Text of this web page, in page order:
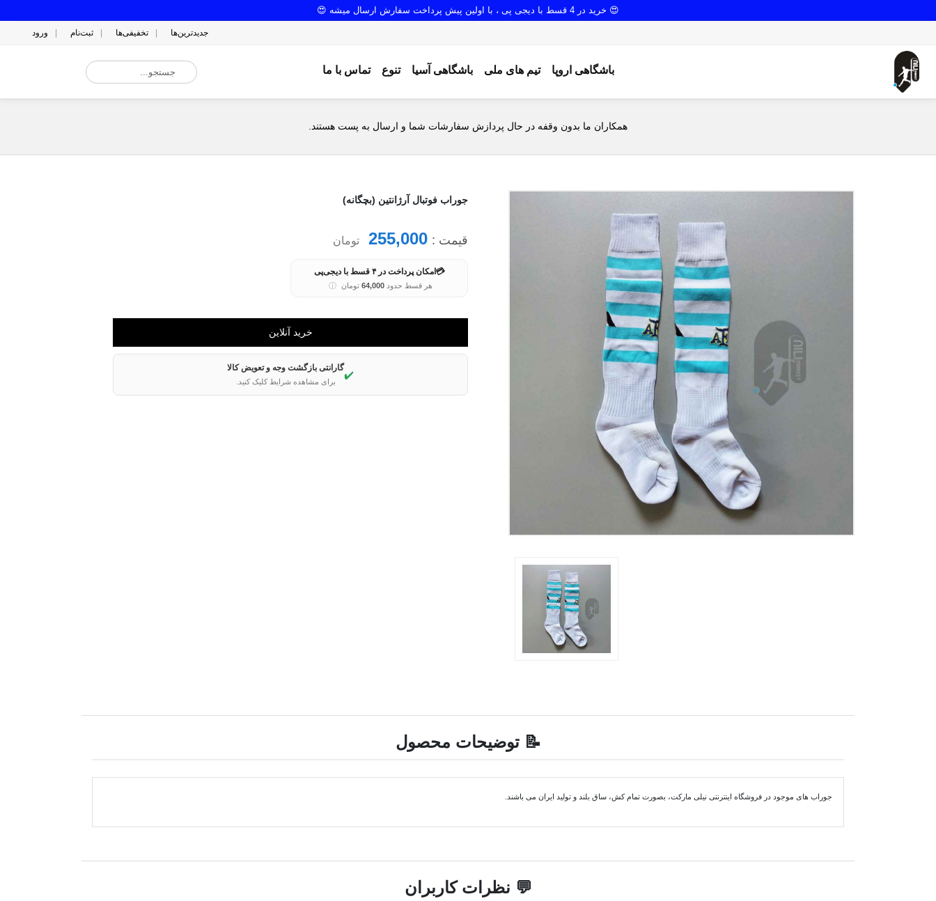
😍 خرید در 4 قسط با دیجی پی ، با اولین پیش پرداخت سفارش ارسال میشه 😍
جدیدترین‌ها تخفیفی‌ها ثبت‌نام ورود
باشگاهی اروپا تیم های ملی باشگاهی آسیا تنوع تماس با ما
همکاران ما بدون وقفه در حال پردازش سفارشات شما و ارسال به پست هستند.
جوراب فوتبال آرژانتین (بچگانه)
قیمت : 255,000 تومان
💳 امکان پرداخت در ۴ قسط با دیجی‌پی
هر قسط حدود 64,000 تومان ⓘ
✔️
گارانتی بازگشت وجه و تعویض کالا
برای مشاهده شرایط کلیک کنید.
📝 توضیحات محصول
جوراب های موجود در فروشگاه اینترنتی نیلی مارکت، بصورت تمام کش، ساق بلند و تولید ایران می باشند.
💬 نظرات کاربران